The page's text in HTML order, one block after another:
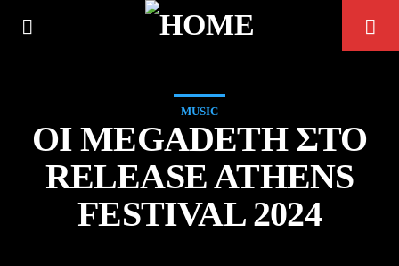
MUSIC
ΟΙ MEGADETH ΣΤΟ
RELEASE ATHENS
FESTIVAL 2024